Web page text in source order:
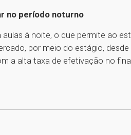
no período noturno
à noite, o que permite ao
por meio do estágio,
a alta taxa de efetivação no